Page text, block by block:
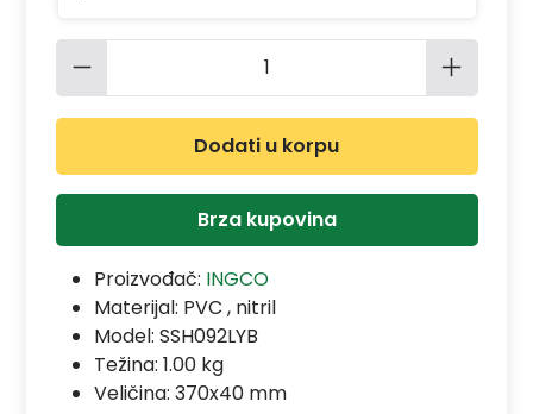
Količina proizvoda: Unesite
Dodati u korpu
Brza kupovina
Proizvođač: INGCO
Materijal: PVC , nitril
Model: SSH092LYB
Težina: 1.00 kg
Veličina: 370x40 mm